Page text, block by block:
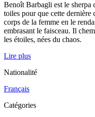
Benoît Barbagli est le sherpa
toiles pour que cette
corps de la femme en le
embrasant le faisceau. Il
les étoiles, nées du chaos.
Lire plus
Nationalité
Français
Catégories